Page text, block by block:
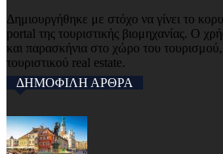
Δημιουργήθηκε με στόχο να γίνει το
portal της τουριστικής βιομηχανίας. Ο
και παρασκήνια στο χώρο του
τουριστικού real estate.
ΔΗΜΟΦΙΛΗ ΑΡΘΡΑ